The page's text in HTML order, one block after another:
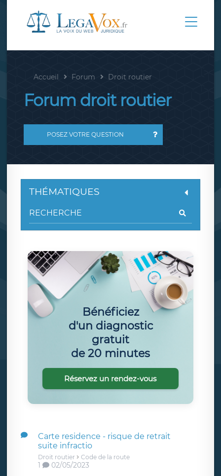
Accueil Forum Droit routier
Forum droit routier
POSEZ VOTRE QUESTION
Carte residence - risque de retrait
suite infractio
Droit routier Code de la route
1 02/05/2023
THÉMATIQUES
Bénéficiez
d'un diagnostic
gratuit
de 20 minutes
Réservez un rendez-vous